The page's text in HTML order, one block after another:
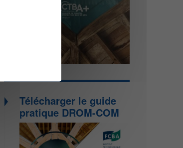
Télécharger le guide
pratique DROM-COM